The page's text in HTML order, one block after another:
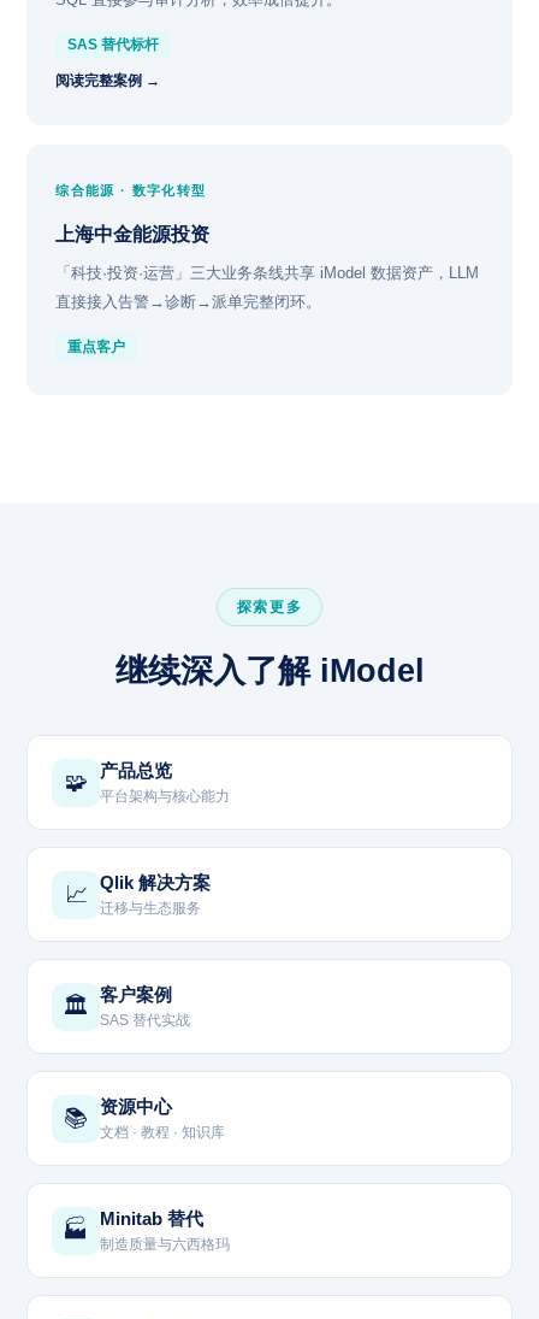
SAS 替代标杆
阅读完整案例 →
综合能源 · 数字化转型
上海中金能源投资
「科技·投资·运营」三大业务条线共享 iModel 数据资产，LLM
直接接入告警→诊断→派单完整闭环。
重点客户
探索更多
继续深入了解 iModel
🧩 产品总览
平台架构与核心能力
📈 Qlik 解决方案
迁移与生态服务
🏛️ 客户案例
SAS 替代实战
📚 资源中心
文档 · 教程 · 知识库
🏭 Minitab 替代
制造质量与六西格玛